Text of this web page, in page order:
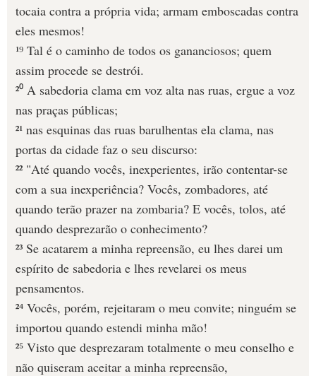
tocaia contra a própria vida; armam emboscadas contra
eles mesmos!
¹⁹ Tal é o caminho de todos os gananciosos; quem
assim procede se destrói.
²⁰ A sabedoria clama em voz alta nas ruas, ergue a voz
nas praças públicas;
²¹ nas esquinas das ruas barulhentas ela clama, nas
portas da cidade faz o seu discurso:
²² "Até quando vocês, inexperientes, irão contentar-se
com a sua inexperiência? Vocês, zombadores, até
quando terão prazer na zombaria? E vocês, tolos, até
quando desprezarão o conhecimento?
²³ Se acatarem a minha repreensão, eu lhes darei um
espírito de sabedoria e lhes revelarei os meus
pensamentos.
²⁴ Vocês, porém, rejeitaram o meu convite; ninguém se
importou quando estendi minha mão!
²⁵ Visto que desprezaram totalmente o meu conselho e
não quiseram aceitar a minha repreensão,